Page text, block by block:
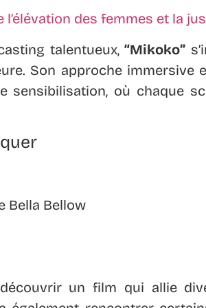
talentueux,“Mikoko”
Son approche immersive
sensibilisation, où chaque
Bella Bellow
un film qui allie